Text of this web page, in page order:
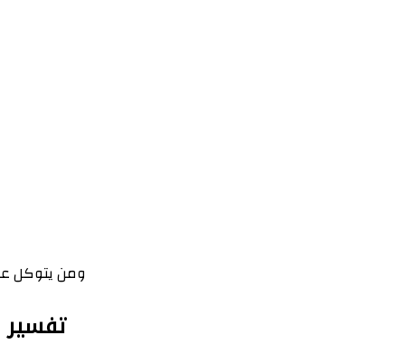
تفسير